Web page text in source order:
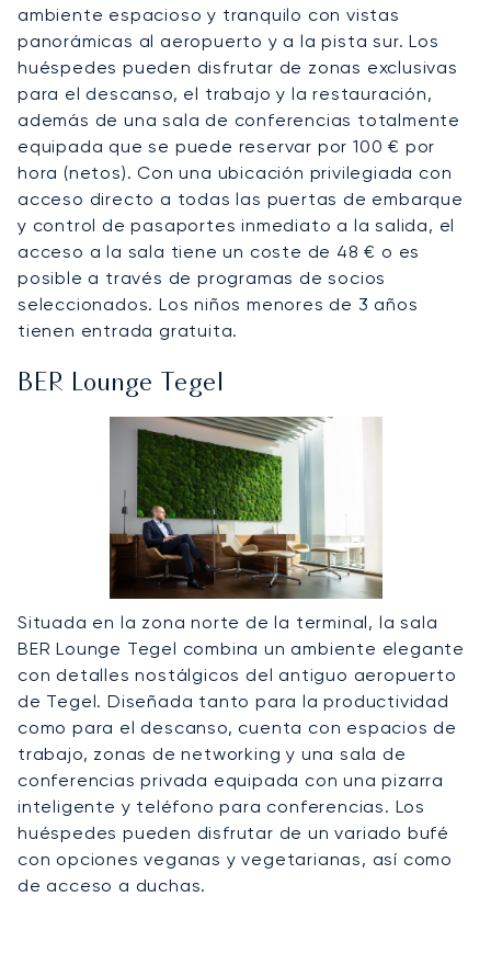
ambiente espacioso y tranquilo con vistas
panorámicas al aeropuerto y a la pista sur. Los
huéspedes pueden disfrutar de zonas exclusivas
para el descanso, el trabajo y la restauración,
además de una sala de conferencias totalmente
equipada que se puede reservar por 100 € por
hora (netos). Con una ubicación privilegiada con
acceso directo a todas las puertas de embarque
y control de pasaportes inmediato a la salida, el
acceso a la sala tiene un coste de 48 € o es
posible a través de programas de socios
seleccionados. Los niños menores de 3 años
tienen entrada gratuita.
BER Lounge Tegel
Situada en la zona norte de la terminal, la sala
BER Lounge Tegel combina un ambiente elegante
con detalles nostálgicos del antiguo aeropuerto
de Tegel. Diseñada tanto para la productividad
como para el descanso, cuenta con espacios de
trabajo, zonas de networking y una sala de
conferencias privada equipada con una pizarra
inteligente y teléfono para conferencias. Los
huéspedes pueden disfrutar de un variado bufé
con opciones veganas y vegetarianas, así como
de acceso a duchas.